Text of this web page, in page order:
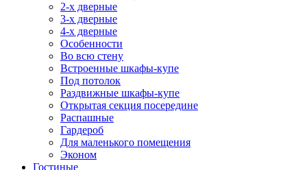
2-х дверные
3-х дверные
4-х дверные
Особенности
Во всю стену
Встроенные шкафы-купе
Под потолок
Раздвижные шкафы-купе
Открытая секция посередине
Распашные
Гардероб
Для маленького помещения
Эконом
Гостиные